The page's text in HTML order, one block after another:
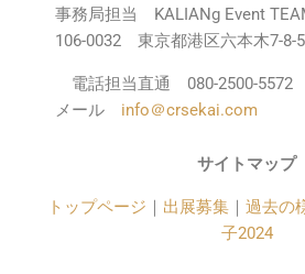
事務局担当 KALIANg Event
106-0032 東京都港区六本木7-8-
電話担当直通 080-2500-5572
メール info＠crsekai.com
サイトマップ
トップページ 出展募集 過去の
子2024